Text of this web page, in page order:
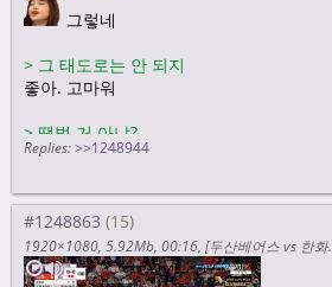
그렇네
> 그 태도로는 안 되지
좋아. 고마워
> 땡벌 거 아냐?
근데, 내가 유튜브에서 땡벌 좀 듣자마자
무대를 추천했는데
김건모 - '잘못된 만남'(1995) | Kim
Encounter' 【KBS 가요톱10】
Replies: >>1248944
#1248863
1920×1080 5.92Mb 00:16 [두산베어스 vs 한화이글스] 5.23(토) 야구 하이라이트｜2026 KBO 리그｜KBO X TVING https://youtu.be/NPn_J6C2C_I